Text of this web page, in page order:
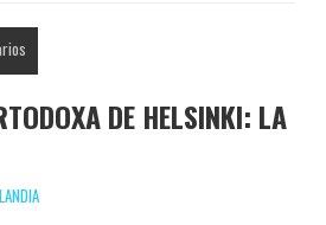
DE HELSINKI: LA